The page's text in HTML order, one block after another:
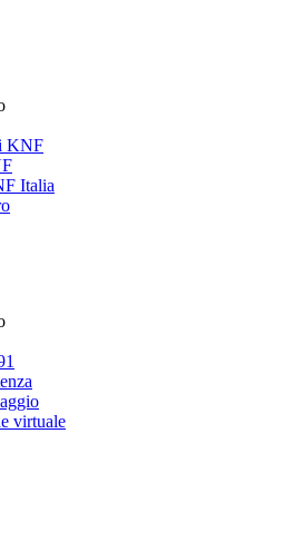
KNF
Italia
virtuale